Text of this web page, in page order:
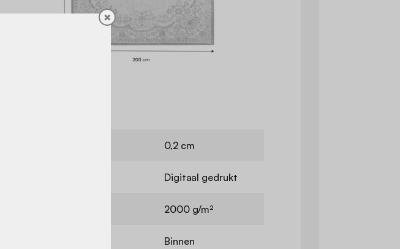
0,2 cm
Digitaal gedrukt
2000 g/m²
Binnen
✖